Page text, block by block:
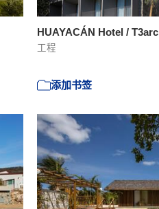
HUAYACÁN Hotel / T3arc
工程
添加书签